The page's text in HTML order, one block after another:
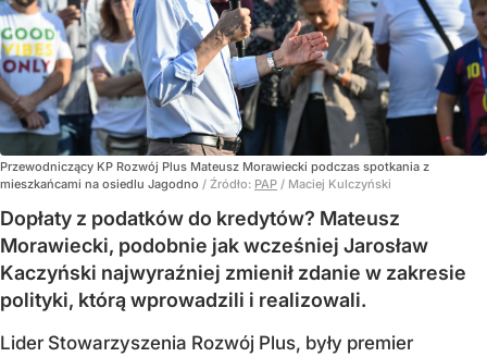
Przewodniczący KP Rozwój Plus Mateusz Morawiecki podczas spotkania z
mieszkańcami na osiedlu Jagodno / Źródło: PAP / Maciej Kulczyński
Dopłaty z podatków do kredytów? Mateusz
Morawiecki, podobnie jak wcześniej Jarosław
Kaczyński najwyraźniej zmienił zdanie w zakresie
polityki, którą wprowadzili i realizowali.
Lider Stowarzyszenia Rozwój Plus, były premier